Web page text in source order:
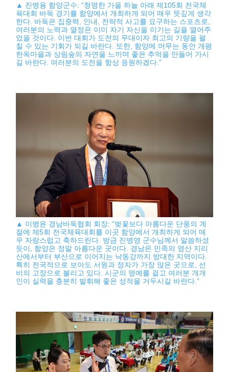
▲ 진병용 함양군수: “청명한 가을 하늘 아래 제105회 전국체
육대회 바둑 경기를 함양에서 개최하게 되어 매우 뜻깊게 생각
한다. 바둑은 집중력, 인내, 전략적 사고를 요구하는 스포츠로,
여러분의 노력과 열정은 이미 자기 자신을 이기는 길을 열어주
었을 것이다. 이번 대회가 도전의 무대이자 최고의 기량을 펼
칠 수 있는 기회가 되길 바란다. 또한, 함양에 머무는 동안 개평
한옥마을과 상림숲의 자연을 느끼며 좋은 추억을 만들어 가시
길 바란다. 여러분의 도전을 항상 응원하겠다.”
▲ 이병윤 경남바둑협회 회장: “벚꽃보다 아름다운 단풍의 계
절에 제5회 전국체육대회를 이곳 함양에서 개최하게 되어 매
우 자랑스럽고 축하드린다. 방금 진병영 군수님께서 말씀하셨
듯이, 함양은 정말 아름다운 곳이다. 경남은 민족의 영산 지리
산에서부터 부산으로 이어지는 낙동강까지 방대한 지역이다.
특히 전국적으로 보아도 서원과 정자가 가장 많은 곳으로, 선
비의 고장으로 불리고 있다. 시군의 명예를 걸고 여러분 개개
인이 실력을 충분히 발휘해 좋은 성적을 거두시길 바란다.”